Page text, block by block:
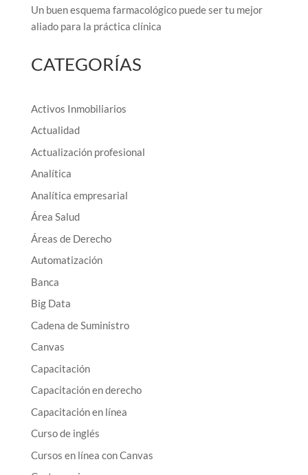
Un buen esquema farmacológico puede ser tu mejor
aliado para la práctica clínica
CATEGORÍAS
Activos Inmobiliarios
Actualidad
Actualización profesional
Analítica
Analítica empresarial
Área Salud
Áreas de Derecho
Automatización
Banca
Big Data
Cadena de Suministro
Canvas
Capacitación
Capacitación en derecho
Capacitación en línea
Curso de inglés
Cursos en línea con Canvas